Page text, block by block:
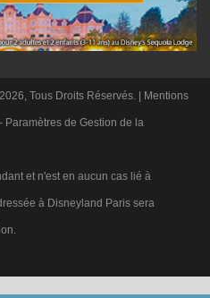
Tous Droits Réservés. | Mentions
- Paramètres de Gestion de la
et n'est en aucun cas lié à
à Disneyland Paris sera